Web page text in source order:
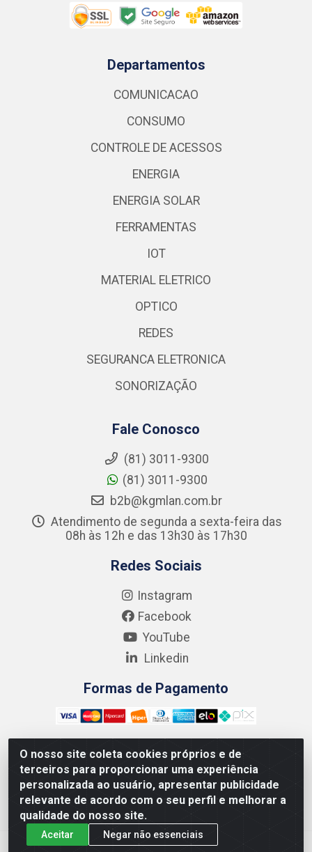
O nosso site coleta cookies próprios e de
terceiros para proporcionar uma experiência
personalizada ao usuário, apresentar publicidade
relevante de acordo com o seu perfil e melhorar a
qualidade do nosso site.
Aceitar
Negar não essenciais
Departamentos
COMUNICACAO
CONSUMO
CONTROLE DE ACESSOS
ENERGIA
ENERGIA SOLAR
FERRAMENTAS
IOT
MATERIAL ELETRICO
OPTICO
REDES
SEGURANCA ELETRONICA
SONORIZAÇÃO
Fale Conosco
(81) 3011-9300
(81) 3011-9300
b2b@kgmlan.com.br
Atendimento de segunda a sexta-feira das
08h às 12h e das 13h30 às 17h30
Redes Sociais
Instagram
Facebook
YouTube
Linkedin
Formas de Pagamento
Kgmlan Distribuidora LTDA - CNPJ 18.217.682/0001-54 -
Rua Pedro de Barros Cavalcante, 58 - Bultrins, Olinda/PE
- CEP 53320-110